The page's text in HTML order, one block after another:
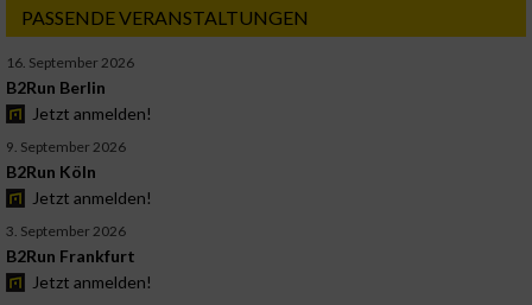
PASSENDE VERANSTALTUNGEN
16. September 2026
B2Run Berlin
Jetzt anmelden!
9. September 2026
B2Run Köln
Jetzt anmelden!
3. September 2026
B2Run Frankfurt
Jetzt anmelden!